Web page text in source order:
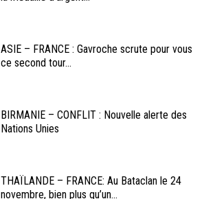
ASIE – FRANCE : Gavroche scrute pour vous
ce second tour...
BIRMANIE – CONFLIT : Nouvelle alerte des
Nations Unies
THAÏLANDE – FRANCE: Au Bataclan le 24
novembre, bien plus qu’un...